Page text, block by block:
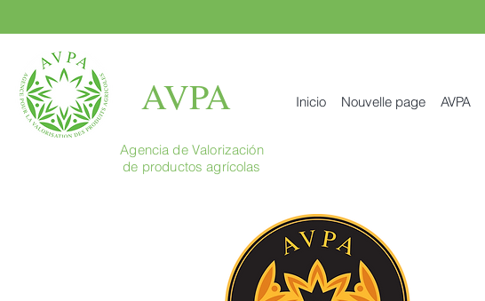
AVPA Inicio Nouvelle page AVPA
Agencia de Valorización
de productos agrícolas